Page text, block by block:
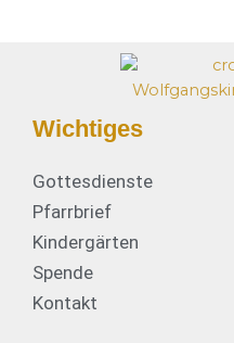
Wichtiges
Gottesdienste
Pfarrbrief
Kindergärten
Spende
Kontakt